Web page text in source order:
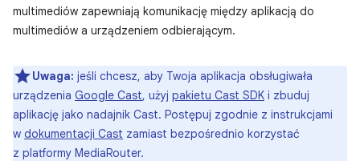
multimediów zapewniają komunikację między aplikacją do
multimediów a urządzeniem odbierającym.
Uwaga: jeśli chcesz, aby Twoja aplikacja obsługiwała
urządzenia Google Cast, użyj pakietu Cast SDK i zbuduj
aplikację jako nadajnik Cast. Postępuj zgodnie z instrukcjami
w dokumentacji Cast zamiast bezpośrednio korzystać
z platformy MediaRouter.